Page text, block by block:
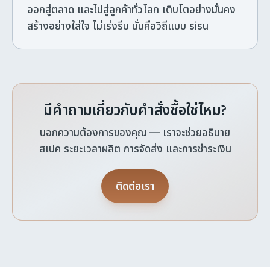
ออกสู่ตลาด และไปสู่ลูกค้าทั่วโลก เติบโตอย่างมั่นคง
สร้างอย่างใส่ใจ ไม่เร่งรีบ นั่นคือวิถีแบบ sisu
มีคำถามเกี่ยวกับคำสั่งซื้อใช่ไหม?
บอกความต้องการของคุณ — เราจะช่วยอธิบาย
สเปค ระยะเวลาผลิต การจัดส่ง และการชำระเงิน
ติดต่อเรา